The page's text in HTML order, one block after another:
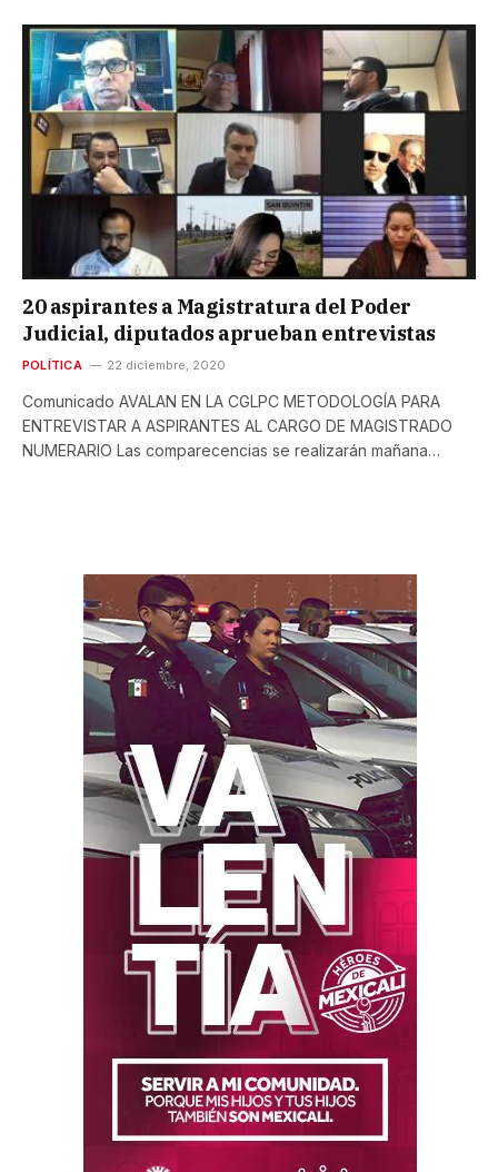
20 aspirantes a Magistratura del Poder
Judicial, diputados aprueban entrevistas
POLÍTICA 22 diciembre, 2020
Comunicado AVALAN EN LA CGLPC METODOLOGÍA PARA
ENTREVISTAR A ASPIRANTES AL CARGO DE MAGISTRADO
NUMERARIO Las comparecencias se realizarán mañana…